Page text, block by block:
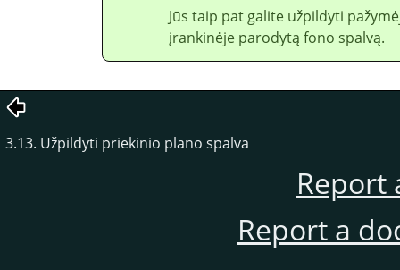
Jūs taip pat galite užpildyti
įrankinėje parodytą fono spalvą.
3.13. Užpildyti priekinio plano spalva
Report
Report a